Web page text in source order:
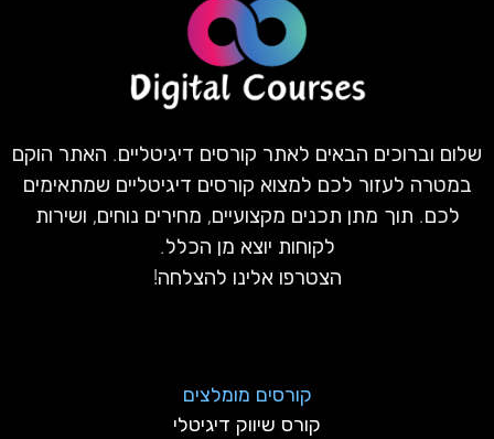
שלום וברוכים הבאים לאתר קורסים דיגיטליים. האתר הוקם
במטרה לעזור לכם למצוא קורסים דיגיטליים שמתאימים
לכם. תוך מתן תכנים מקצועיים, מחירים נוחים, ושירות
לקוחות יוצא מן הכלל.
הצטרפו אלינו להצלחה!
קורסים מומלצים
קורס שיווק דיגיטלי